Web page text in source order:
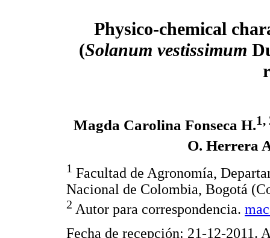
Physico-chemical
(Solanum vestissimum
Magda Carolina Fonseca H.1,
O. Herrera
1 Facultad de Agronomía,
Nacional de Colombia, Bogotá
2 Autor para correspondencia.
Fecha de recepción: 21-12-2011.